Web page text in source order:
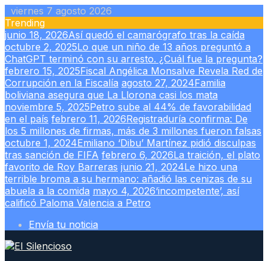
Skip
to
content
viernes 7 agosto 2026
Trending
junio 18, 2026Así quedó el camarógrafo tras la caída
octubre 2, 2025Lo que un niño de 13 años preguntó a
ChatGPT terminó con su arresto. ¿Cuál fue la pregunta?
febrero 15, 2025Fiscal Angélica Monsalve Revela Red de
Corrupción en la Fiscalía agosto 27, 2024Familia
boliviana asegura que La Llorona casi los mata
noviembre 5, 2025Petro sube al 44% de favorabilidad
en el país febrero 11, 2026Registraduría confirma: De
los 5 millones de firmas, más de 3 millones fueron falsas
octubre 1, 2024Emiliano ‘Dibu’ Martínez pidió disculpas
tras sanción de FIFA febrero 6, 2026La traición, el plato
favorito de Roy Barreras junio 21, 2024Le hizo una
terrible broma a su hermano: añadió las cenizas de su
abuela a la comida mayo 4, 2026‘incompetente’, así
calificó Paloma Valencia a Petro
Envía tu noticia